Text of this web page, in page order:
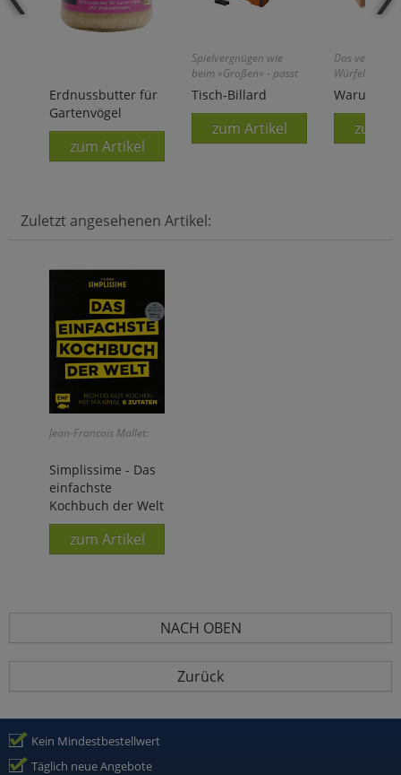
Erdnussbutter für
Gartenvögel
zum Artikel
Spielvergnügen wie
beim »Großen« - passt
auf jeden Tisch!
Tisch-Billard
zum Artikel
Das verflixte
Würfelspiel!
Warum
zum
Zuletzt angesehenen Artikel:
Jean-Francois Mallet:
Simplissime - Das
einfachste
Kochbuch der Welt
zum Artikel
NACH OBEN
Zurück
Kein Mindestbestellwert
Täglich neue Angebote